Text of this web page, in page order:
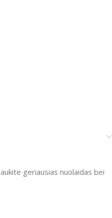
geriausias nuolaidas bei